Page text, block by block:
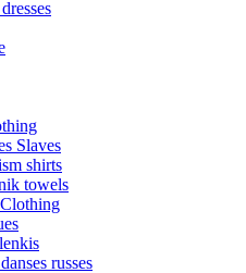
Slaves
shirts
towels
russes